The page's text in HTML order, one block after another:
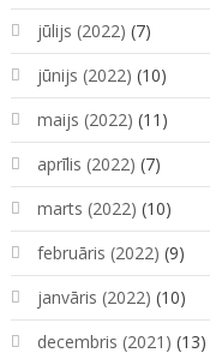
jūlijs (2022) (7)
jūnijs (2022) (10)
maijs (2022) (11)
aprīlis (2022) (7)
marts (2022) (10)
februāris (2022) (9)
janvāris (2022) (10)
decembris (2021) (13)